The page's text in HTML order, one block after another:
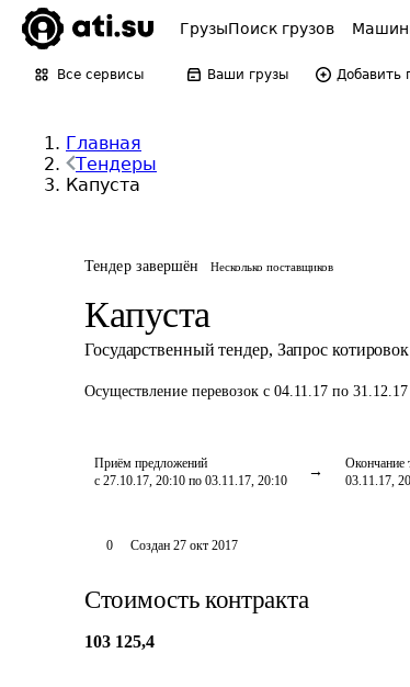
ГрузыПоиск грузов
Все сервисы Ваши грузы Добавить
Главная
Тендеры
Капуста
Тендер завершён Несколько поставщиков
Капуста
Государственный тендер, Запрос котировок
Осуществление перевозок с 04.11.17 по 31.12.17
Приём предложений
с 27.10.17, 20:10 по 03.11.17, 20:10
Окончание
03.11.17,
0 Создан 27 окт 2017
Стоимость контракта
103 125,4